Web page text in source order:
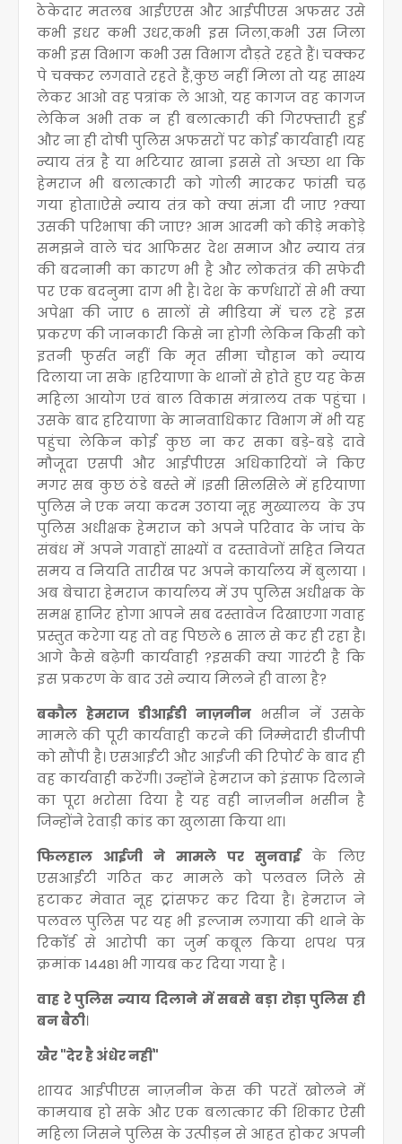
ठेकेदार मतलब आईएएस और आईपीएस अफसर उसे
कभी इधर कभी उधर,कभी इस जिला,कभी उस जिला
कभी इस विभाग कभी उस विभाग दौड़ते रहते हैं। चक्कर
पे चक्कर लगवाते रहते हैं,कुछ नहीं मिला तो यह साक्ष्य
लेकर आओ वह पत्रांक ले आओ, यह कागज वह कागज
लेकिन अभी तक न ही बलात्कारी की गिरफ्तारी हुई
और ना ही दोषी पुलिस अफसरों पर कोई कार्यवाही ।यह
न्याय तंत्र है या भटियार खाना इससे तो अच्छा था कि
हेमराज भी बलात्कारी को गोली मारकर फांसी चढ़
गया होता।ऐसे न्याय तंत्र को क्या संज्ञा दी जाए ?क्या
उसकी परिभाषा की जाए? आम आदमी को कीड़े मकोड़े
समझने वाले चंद आफिसर देश समाज और न्याय तंत्र
की बदनामी का कारण भी है और लोकतंत्र की सफेदी
पर एक बदनुमा दाग भी है। देश के कर्णधारों से भी क्या
अपेक्षा की जाए 6 सालों से मीडिया में चल रहे इस
प्रकरण की जानकारी किसे ना होगी लेकिन किसी को
इतनी फुर्सत नहीं कि मृत सीमा चौहान को न्याय
दिलाया जा सके ।हरियाणा के थानों से होते हुए यह केस
महिला आयोग एवं बाल विकास मंत्रालय तक पहुंचा ।
उसके बाद हरियाणा के मानवाधिकार विभाग में भी यह
पहुंचा लेकिन कोई कुछ ना कर सका बड़े-बड़े दावे
मौजूदा एसपी और आईपीएस अधिकारियों ने किए
मगर सब कुछ ठंडे बस्ते में ।इसी सिलसिले में हरियाणा
पुलिस ने एक नया कदम उठाया नूह मुख्यालय के उप
पुलिस अधीक्षक हेमराज को अपने परिवाद के जांच के
संबंध में अपने गवाहों साक्ष्यों व दस्तावेजों सहित नियत
समय व नियति तारीख पर अपने कार्यालय में बुलाया ।
अब बेचारा हेमराज कार्यालय में उप पुलिस अधीक्षक के
समक्ष हाजिर होगा आपने सब दस्तावेज दिखाएगा गवाह
प्रस्तुत करेगा यह तो वह पिछले 6 साल से कर ही रहा है।
आगे कैसे बढ़ेगी कार्यवाही ?इसकी क्या गारंटी है कि
इस प्रकरण के बाद उसे न्याय मिलने ही वाला है?
बकौल हेमराज डीआईडी नाज़नीन भसीन नें उसके
मामले की पूरी कार्यवाही करने की जिम्मेदारी डीजीपी
को सौंपी है। एसआईटी और आईजी की रिपोर्ट के बाद ही
वह कार्यवाही करेंगी। उन्होंने हेमराज को इंसाफ दिलाने
का पूरा भरोसा दिया है यह वही नाज़नीन भसीन है
जिन्होंने रेवाड़ी कांड का खुलासा किया था।
फिलहाल आईजी ने मामले पर सुनवाईके लिए
एसआईटी गठित कर मामले को पलवल जिले से
हटाकर मेवात नूह ट्रांसफर कर दिया है। हेमराज ने
पलवल पुलिस पर यह भी इल्जाम लगाया की थाने के
रिकॉर्ड से आरोपी का जुर्म कबूल किया शपथ पत्र
क्रमांक 14481 भी गायब कर दिया गया है ।
वाह रे पुलिस न्याय दिलाने में सबसे बड़ा रोड़ा पुलिस ही
बन बैठी।
खैर "देर है अंधेर नहीं"
शायद आईपीएस नाज़नीन केस की परतें खोलने में
कामयाब हो सके और एक बलात्कार की शिकार ऐसी
महिला जिसने पुलिस के उत्पीड़न से आहत होकर अपनी